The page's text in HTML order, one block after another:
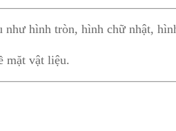
như hình tròn, hình chữ nhật,
mặt vật liệu.